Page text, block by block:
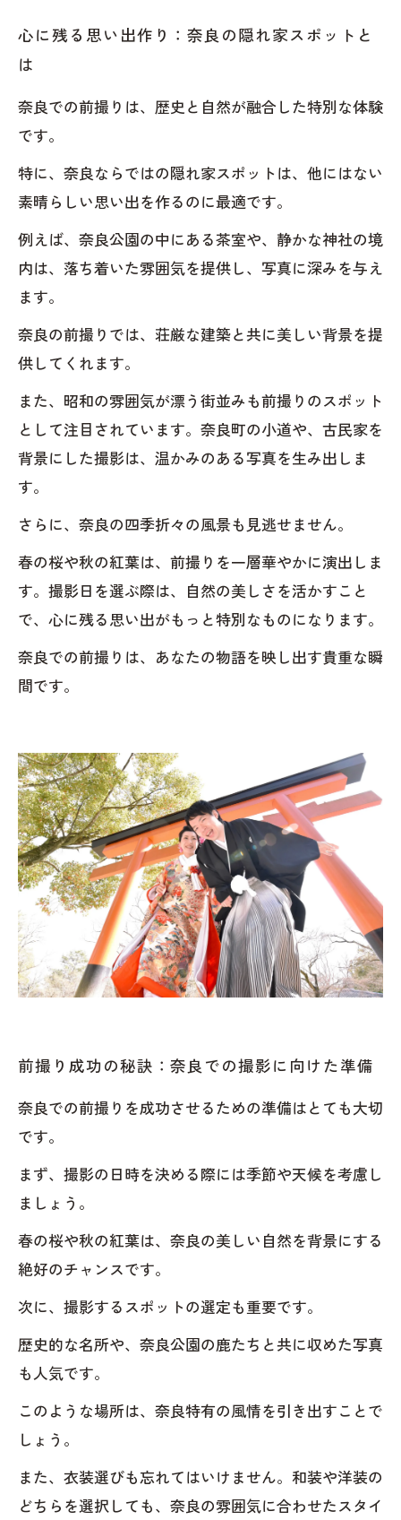
心に残る思い出作り：奈良の隠れ家スポットと
は
奈良での前撮りは、歴史と自然が融合した特別な体験
です。
特に、奈良ならではの隠れ家スポットは、他にはない
素晴らしい思い出を作るのに最適です。
例えば、奈良公園の中にある茶室や、静かな神社の境
内は、落ち着いた雰囲気を提供し、写真に深みを与え
ます。
奈良の前撮りでは、荘厳な建築と共に美しい背景を提
供してくれます。
また、昭和の雰囲気が漂う街並みも前撮りのスポット
として注目されています。奈良町の小道や、古民家を
背景にした撮影は、温かみのある写真を生み出しま
す。
さらに、奈良の四季折々の風景も見逃せません。
春の桜や秋の紅葉は、前撮りを一層華やかに演出しま
す。撮影日を選ぶ際は、自然の美しさを活かすこと
で、心に残る思い出がもっと特別なものになります。
奈良での前撮りは、あなたの物語を映し出す貴重な瞬
間です。
前撮り成功の秘訣：奈良での撮影に向けた準備
奈良での前撮りを成功させるための準備はとても大切
です。
まず、撮影の日時を決める際には季節や天候を考慮し
ましょう。
春の桜や秋の紅葉は、奈良の美しい自然を背景にする
絶好のチャンスです。
次に、撮影するスポットの選定も重要です。
歴史的な名所や、奈良公園の鹿たちと共に収めた写真
も人気です。
このような場所は、奈良特有の風情を引き出すことで
しょう。
また、衣装選びも忘れてはいけません。和装や洋装の
どちらを選択しても、奈良の雰囲気に合わせたスタイ